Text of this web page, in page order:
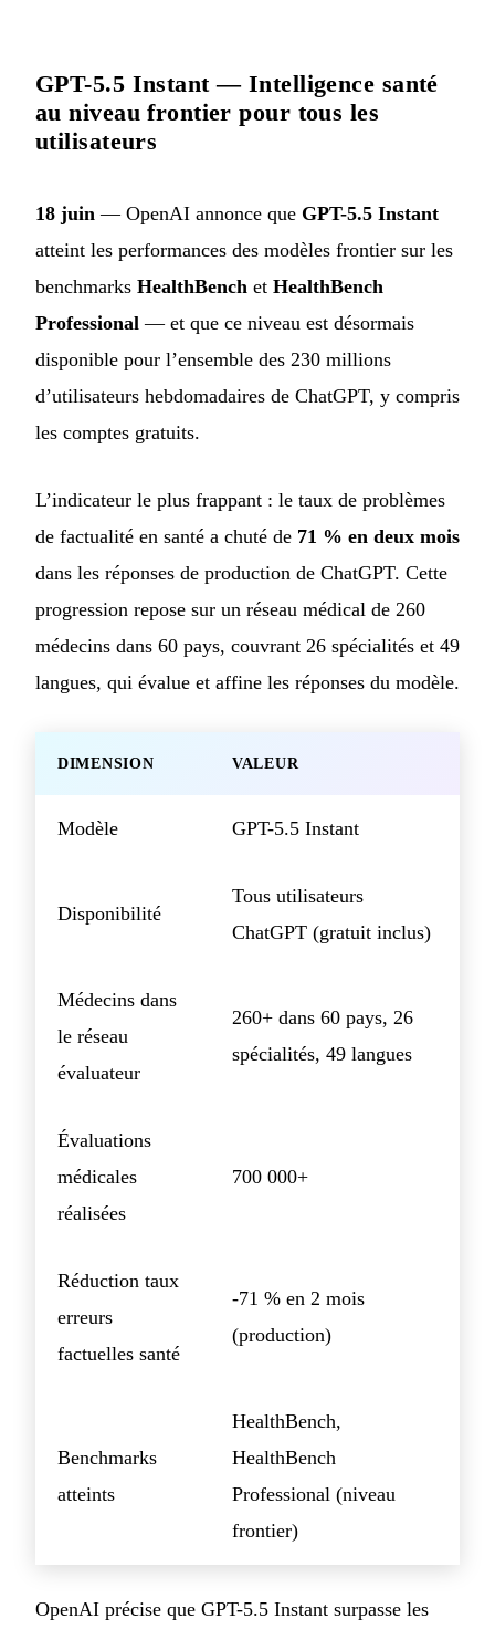
GPT-5.5 Instant — Intelligence santé
au niveau frontier pour tous les
utilisateurs
18 juin — OpenAI annonce que GPT-5.5 Instant
atteint les performances des modèles frontier sur les
benchmarks HealthBench et HealthBench
Professional — et que ce niveau est désormais
disponible pour l’ensemble des 230 millions
d’utilisateurs hebdomadaires de ChatGPT, y compris
les comptes gratuits.
L’indicateur le plus frappant : le taux de problèmes
de factualité en santé a chuté de 71 % en deux mois
dans les réponses de production de ChatGPT. Cette
progression repose sur un réseau médical de 260
médecins dans 60 pays, couvrant 26 spécialités et 49
langues, qui évalue et affine les réponses du modèle.
DIMENSION VALEUR
Modèle GPT-5.5 Instant
Disponibilité
Tous utilisateurs
ChatGPT (gratuit inclus)
Médecins dans
le réseau
évaluateur
260+ dans 60 pays, 26
spécialités, 49 langues
Évaluations
médicales
réalisées
700 000+
Réduction taux
erreurs
factuelles santé
-71 % en 2 mois
(production)
Benchmarks
atteints
HealthBench,
HealthBench
Professional (niveau
frontier)
OpenAI précise que GPT-5.5 Instant surpasse les